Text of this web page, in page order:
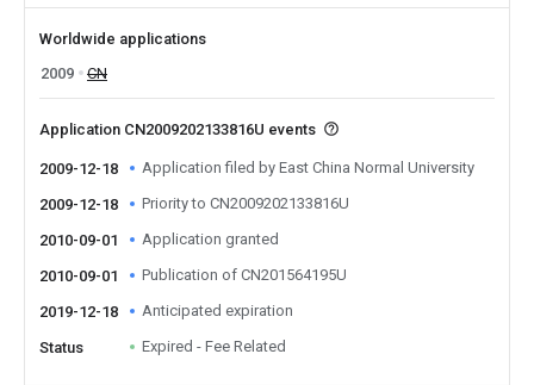
Worldwide applications
2009
CN
Application CN2009202133816U events
2009-12-18 Application filed by East China Normal University
2009-12-18 Priority to CN2009202133816U
2010-09-01 Application granted
2010-09-01 Publication of CN201564195U
2019-12-18 Anticipated expiration
Status Expired - Fee Related